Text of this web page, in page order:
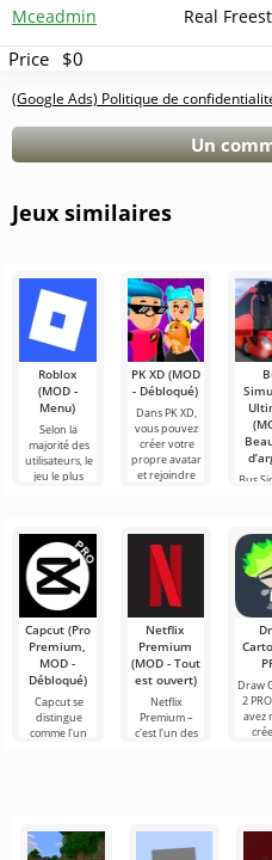
Mceadmin Real
Price $0
(Google Ads) Politique de
Un
Jeux similaires
Roblox
(MOD -
Menu)
Selon la
majorité des
utilisateurs, le
jeu le plus
Roblox. Ce
PK XD (MOD
- Débloqué)
Dans PK XD,
vous pouvez
créer votre
propre avatar
et rejoindre
Bus
Capcut (Pro
Premium,
MOD -
Débloqué)
Capcut se
distingue
comme l'un
Netflix
Premium
(MOD - Tout
est ouvert)
Netflix
Premium –
c'est l'un des
Draw
2
avez